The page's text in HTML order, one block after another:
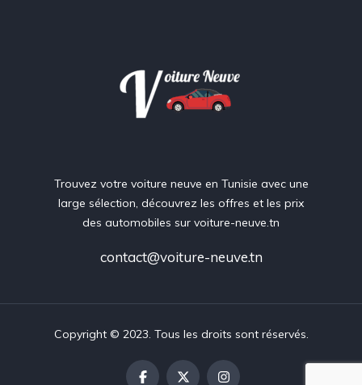
Trouvez votre voiture neuve en Tunisie avec une
large sélection, découvrez les offres et les prix
des automobiles sur voiture-neuve.tn
contact@voiture-neuve.tn
Copyright © 2023. Tous les droits sont réservés.